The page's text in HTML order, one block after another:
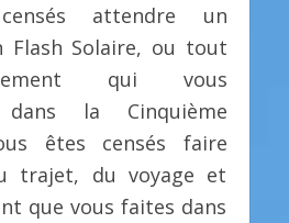
attendre un
Flash Solaire, ou tout
qui vous
dans la Cinquième
êtes censés faire
trajet, du voyage et
que vous faites dans